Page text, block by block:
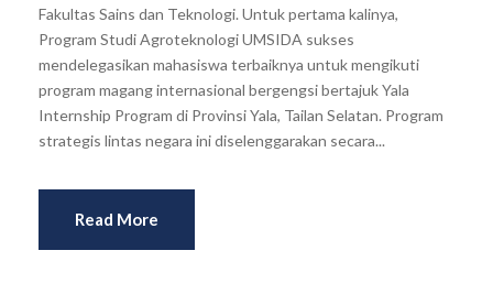
Fakultas Sains dan Teknologi. Untuk pertama kalinya,
Program Studi Agroteknologi UMSIDA sukses
mendelegasikan mahasiswa terbaiknya untuk mengikuti
program magang internasional bergengsi bertajuk Yala
Internship Program di Provinsi Yala, Tailan Selatan. Program
strategis lintas negara ini diselenggarakan secara...
Read More